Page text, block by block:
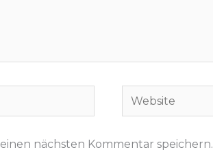
Website
nächsten Kommentar speichern.